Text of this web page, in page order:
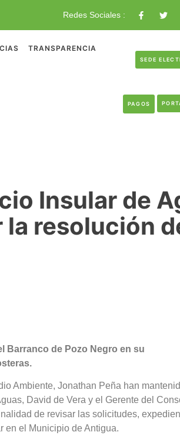
Redes Sociales :
TRANSPARENCIA
SEDE
PAGOS
Insular de
la resolución
Barranco de Pozo Negro en su
Ambiente, Jonathan Peña han
David de Vera y el Gerente del
de revisar las solicitudes,
en el Municipio de Antigua.